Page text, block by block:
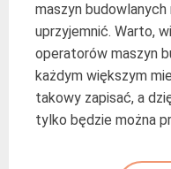
maszyn
uprzyjemnić. Warto,
operatorów maszyn
każdym większym
takowy zapisać, a
tylko będzie można